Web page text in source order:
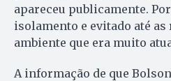
apareceu publicamente.
isolamento e evitado até as
ambiente que era muito
A informação de que